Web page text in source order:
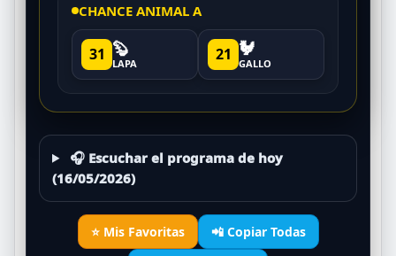
CHANCE ANIMAL A
31 🦫
LAPA 21 🐓
GALLO
🎧 Escuchar el programa de hoy
(16/05/2026)
⭐ Mis Favoritas 📲 Copiar Todas